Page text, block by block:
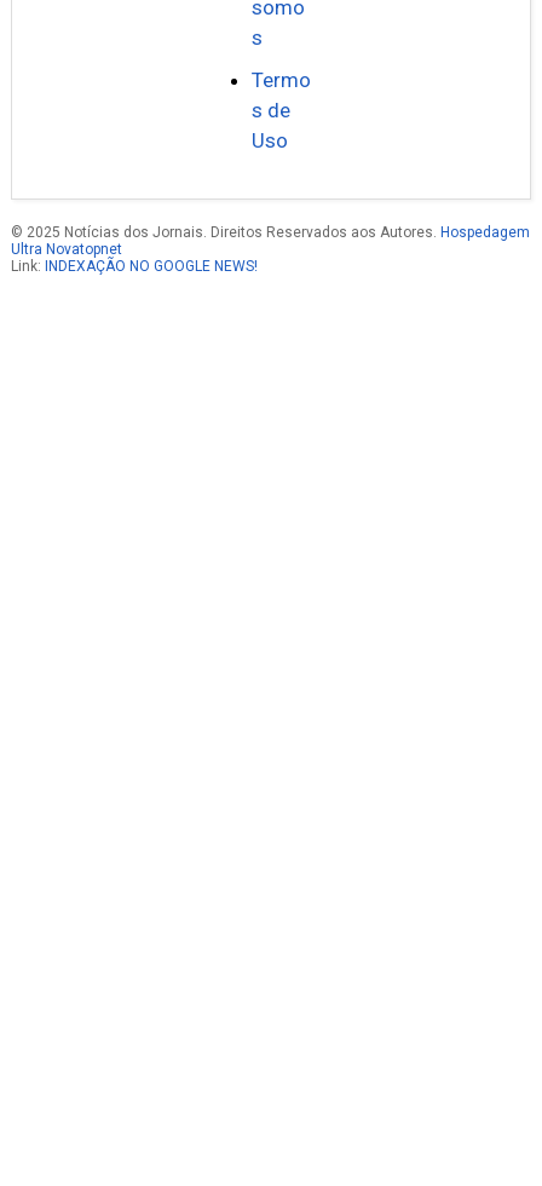
somo
s
Termo
s de
Uso
© 2025 Notícias dos Jornais. Direitos Reservados aos Autores. Hospedagem
Ultra Novatopnet
Link: INDEXAÇÃO NO GOOGLE NEWS!